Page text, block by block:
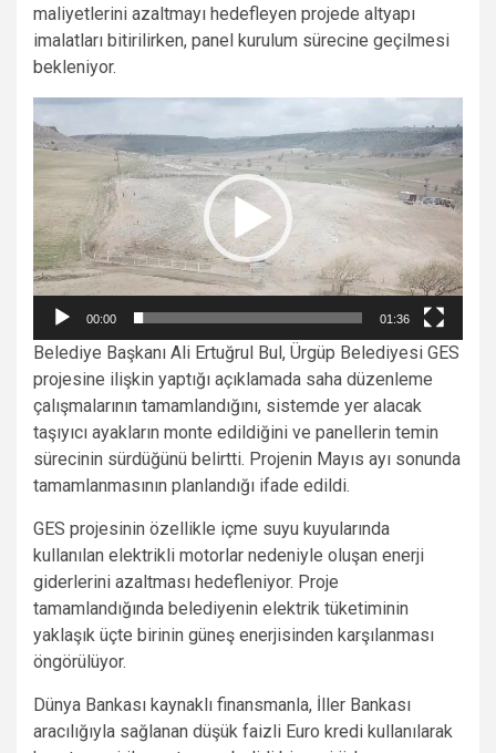
maliyetlerini azaltmayı hedefleyen projede altyapı
imalatları bitirilirken, panel kurulum sürecine geçilmesi
bekleniyor.
Video
Player
00:00 01:36
Belediye Başkanı Ali Ertuğrul Bul, Ürgüp Belediyesi GES
projesine ilişkin yaptığı açıklamada saha düzenleme
çalışmalarının tamamlandığını, sistemde yer alacak
taşıyıcı ayakların monte edildiğini ve panellerin temin
sürecinin sürdüğünü belirtti. Projenin Mayıs ayı sonunda
tamamlanmasının planlandığı ifade edildi.
GES projesinin özellikle içme suyu kuyularında
kullanılan elektrikli motorlar nedeniyle oluşan enerji
giderlerini azaltması hedefleniyor. Proje
tamamlandığında belediyenin elektrik tüketiminin
yaklaşık üçte birinin güneş enerjisinden karşılanması
öngörülüyor.
Dünya Bankası kaynaklı finansmanla, İller Bankası
aracılığıyla sağlanan düşük faizli Euro kredi kullanılarak